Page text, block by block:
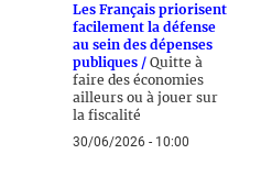
Les Français priorisent
facilement la défense
au sein des dépenses
publiques / Quitte à
faire des économies
ailleurs ou à jouer sur
la fiscalité
30/06/2026 - 10:00